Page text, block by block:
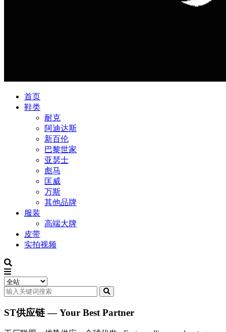
首页
鞋类
耐克
阿迪达斯
新百伦
巴黎世家
亚瑟士
彪马
匡威
万斯
其他品牌
服装
高端大牌
皮带
实拍视频
ST供应链 — Your Best Partner